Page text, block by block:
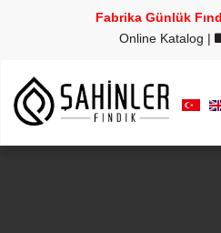
Fabrika Günlük
Online Katalog |